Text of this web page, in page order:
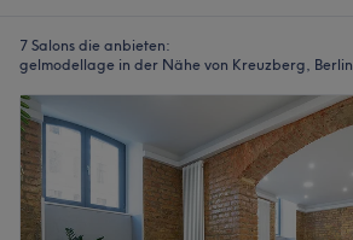
7 Salons die anbieten:
gelmodellage in der Nähe von Kreuzberg, Berlin